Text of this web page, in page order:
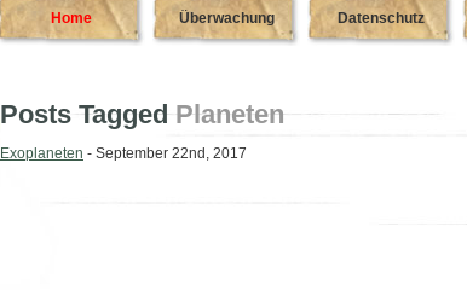
Home Überwachung Datenschutz
Posts Tagged Planeten
Exoplaneten - September 22nd, 2017